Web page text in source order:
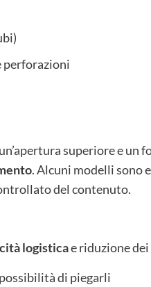
perforazioni
superiore e un
. Alcuni modelli sono
del contenuto.
logisticae riduzione
di piegarli